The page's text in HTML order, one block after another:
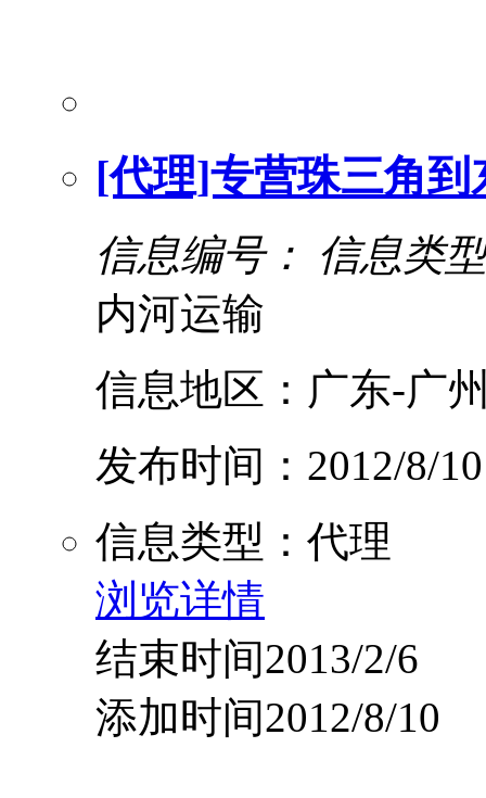
[代理]专营珠三角
信息编号： 信息类
内河运输
信息地区：广东-广
发布时间：2012/8/10
信息类型：代理
浏览详情
结束时间2013/2/6
添加时间2012/8/10